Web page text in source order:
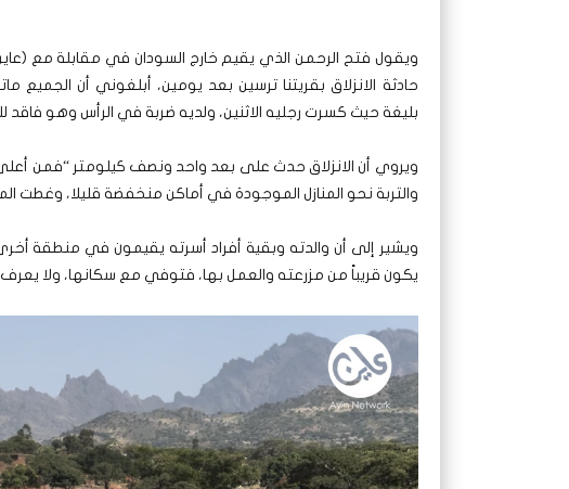
ويقول فتح الرحمن الذي يقيم خارج السودان في مقابلة مع
حادثة الانزلاق بقريتنا ترسين بعد يومين، أبلغوني أن الجميع
بليغة حيث كسرت رجليه الاثنين، ولديه ضربة في الرأس وهو فاقد
ويروي أن الانزلاق حدث على بعد واحد ونصف كيلومتر “فمن
والتربة نحو المنازل الموجودة في أماكن منخفضة قليلا، وغطت
ويشير إلى أن والدته وبقية أفراد أسرته يقيمون في منطقة
يكون قريباً من مزرعته والعمل بها، فتوفي مع سكانها، ولا